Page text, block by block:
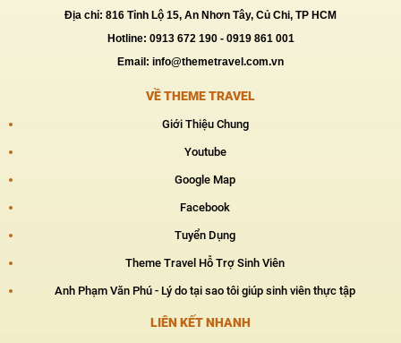
Địa chỉ: 816 Tỉnh Lộ 15, An Nhơn Tây, Củ Chi, TP HCM
Hotline: 0913 672 190 - 0919 861 001
Email: info@themetravel.com.vn
VỀ THEME TRAVEL
Giới Thiệu Chung
Youtube
Google Map
Facebook
Tuyển Dụng
Theme Travel Hỗ Trợ Sinh Viên
Anh Phạm Văn Phú - Lý do tại sao tôi giúp sinh viên thực tập
LIÊN KẾT NHANH